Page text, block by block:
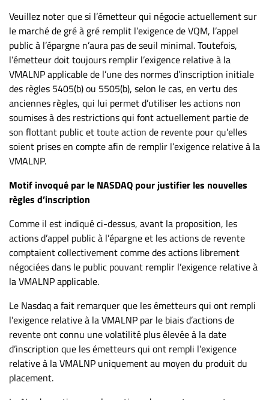
Veuillez noter que si l’émetteur qui négocie actuellement sur
le marché de gré à gré remplit l’exigence de VQM, l’appel
public à l’épargne n’aura pas de seuil minimal. Toutefois,
l’émetteur doit toujours remplir l’exigence relative à la
VMALNP applicable de l’une des normes d’inscription initiale
des règles 5405(b) ou 5505(b), selon le cas, en vertu des
anciennes règles, qui lui permet d’utiliser les actions non
soumises à des restrictions qui font actuellement partie de
son flottant public et toute action de revente pour qu’elles
soient prises en compte afin de remplir l’exigence relative à la
VMALNP.
Motif invoqué par le NASDAQ pour justifier les nouvelles
règles d’inscription
Comme il est indiqué ci-dessus, avant la proposition, les
actions d’appel public à l’épargne et les actions de revente
comptaient collectivement comme des actions librement
négociées dans le public pouvant remplir l’exigence relative à
la VMALNP applicable.
Le Nasdaq a fait remarquer que les émetteurs qui ont rempli
l’exigence relative à la VMALNP par le biais d’actions de
revente ont connu une volatilité plus élevée à la date
d’inscription que les émetteurs qui ont rempli l’exigence
relative à la VMALNP uniquement au moyen du produit du
placement.